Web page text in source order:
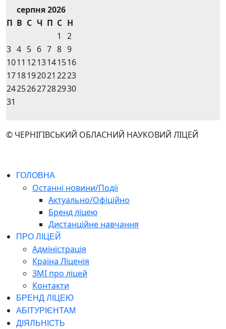
серпня 2026
П В С Ч П С Н
1
2
3 4 5 6 7 8 9
1011 1213141516
1718192021 2223
24252627282930
31
© ЧЕРНІГІВСЬКИЙ ОБЛАСНИЙ НАУКОВИЙ ЛІЦЕЙ
ГОЛОВНА
Останні новини/Події
Актуально/Офіційно
Бренд ліцею
Дистанційне навчання
ПРО ЛІЦЕЙ
Адміністрація
Країна Ліценія
ЗМІ про ліцей
Контакти
БРЕНД ЛІЦЕЮ
АБІТУРІЄНТАМ
ДІЯЛЬНІСТЬ